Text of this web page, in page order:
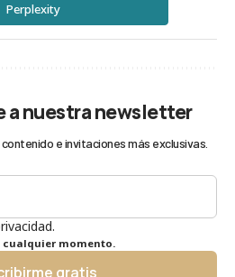
Perplexity
a nuestra newsletter
e invitaciones más exclusivas.
cualquier momento.
gratis